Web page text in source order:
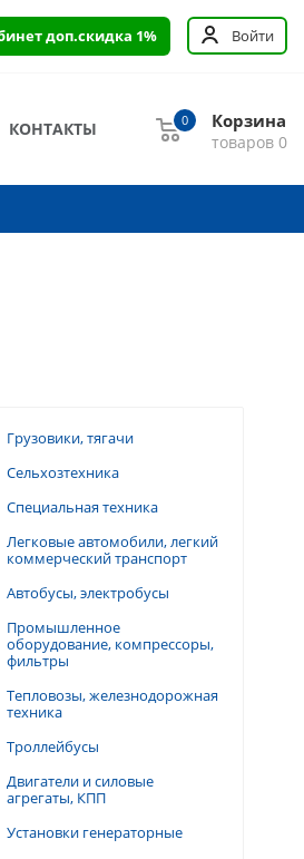
доп.скидка 1% Войти
КОНТАКТЫ Корзина
товаров 0
0
Грузовики, тягачи
Сельхозтехника
Специальная техника
Легковые автомобили, легкий
коммерческий транспорт
Автобусы, электробусы
Промышленное
оборудование, компрессоры,
фильтры
Тепловозы, железнодорожная
техника
Троллейбусы
Двигатели и силовые
агрегаты, КПП
Установки генераторные